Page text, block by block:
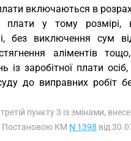
включаються в
плати у тому
без виключення сум
аліментів
із заробітної плати
до виправних робіт
пункту 3 із змінами,
Постановою КМ N 1398 від